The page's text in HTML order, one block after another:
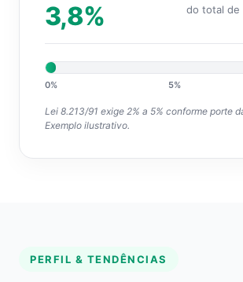
3,8%
do total de
0% 5%
Lei 8.213/91 exige 2% a 5% conforme porte
Exemplo ilustrativo.
PERFIL & TENDÊNCIAS